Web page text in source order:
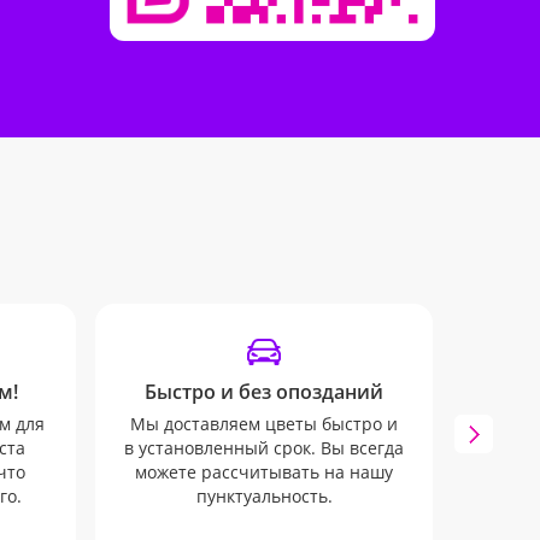
для
Быстро и без опозданий
Мы доставляем цветы быстро и
в установленный срок. Вы всегда
можете рассчитывать на нашу
пунктуальность.